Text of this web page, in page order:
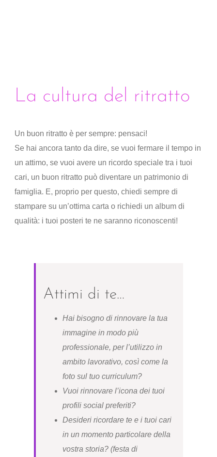
La cultura del ritratto
Un buon ritratto è per sempre: pensaci!
Se hai ancora tanto da dire, se vuoi fermare il tempo in
un attimo, se vuoi avere un ricordo speciale tra i tuoi
cari, un buon ritratto può diventare un patrimonio di
famiglia. E, proprio per questo, chiedi sempre di
stampare su un’ottima carta o richiedi un album di
qualità: i tuoi posteri te ne saranno riconoscenti!
Attimi di te…
Hai bisogno di rinnovare la tua
immagine in modo più
professionale, per l’utilizzo in
ambito lavorativo, così come la
foto sul tuo curriculum?
Vuoi rinnovare l’icona dei tuoi
profili social preferiti?
Desideri ricordare te e i tuoi cari
in un momento particolare della
vostra storia? (festa di